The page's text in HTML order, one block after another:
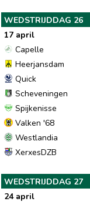
WEDSTRIJDDAG 26
17 april
Capelle
Heerjansdam
Quick
Scheveningen
Spijkenisse
Valken '68
Westlandia
XerxesDZB
WEDSTRIJDDAG 27
24 april